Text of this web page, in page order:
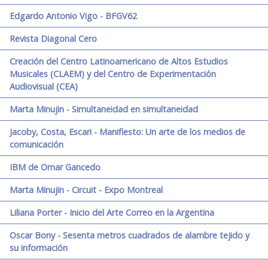
Edgardo Antonio Vigo - BFGV62
Revista Diagonal Cero
Creación del Centro Latinoamericano de Altos Estudios
Musicales (CLAEM) y del Centro de Experimentación
Audiovisual (CEA)
Marta Minujin - Simultaneidad en simultaneidad
Jacoby, Costa, Escari - Manifiesto: Un arte de los medios de
comunicación
IBM de Omar Gancedo
Marta Minujin - Circuit - Expo Montreal
Liliana Porter - Inicio del Arte Correo en la Argentina
Oscar Bony - Sesenta metros cuadrados de alambre tejido y
su información